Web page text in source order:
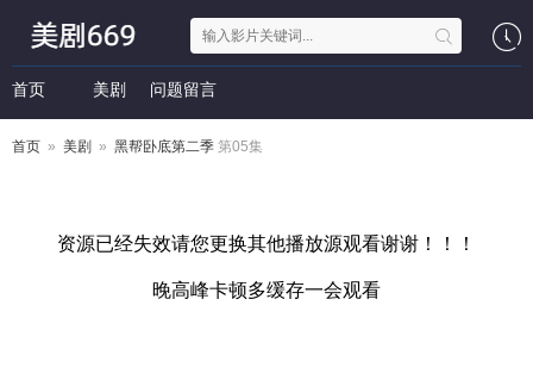
首页 美剧 问题留言
首页 » 美剧 » 黑帮卧底第二季 第05集